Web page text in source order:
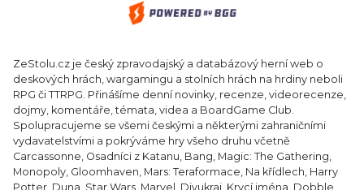
ZeStolu.cz je český zpravodajský a databázový herní web o
deskových hrách, wargamingu a stolních hrách na hrdiny neboli
RPG či TTRPG. Přinášíme denní novinky, recenze, videorecenze,
dojmy, komentáře, témata, videa a BoardGame Club.
Spolupracujeme se všemi českými a některými zahraničními
vydavatelstvími a pokrýváme hry všeho druhu včetně
Carcassonne, Osadníci z Katanu, Bang, Magic: The Gathering,
Monopoly, Gloomhaven, Mars: Teraformace, Na křídlech, Harry
Potter, Duna, Star Wars, Marvel, Divukraj, Krycí jména, Dobble,